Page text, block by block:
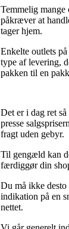
Temmelig
påkræver at
tager hjem.
Enkelte outlets
type af levering,
pakken til en
Det er i dag ret
presse
fragt uden gebyr.
Til gengæld kan
færdiggør din
Du må ikke desto
indikation på en
nettet.